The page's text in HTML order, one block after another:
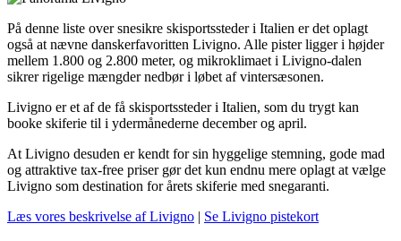
På denne liste over snesikre skisportssteder i Italien er det oplagt
også at nævne danskerfavoritten Livigno. Alle pister ligger i højder
mellem 1.800 og 2.800 meter, og mikroklimaet i Livigno-dalen
sikrer rigelige mængder nedbør i løbet af vintersæsonen.
Livigno er et af de få skisportssteder i Italien, som du trygt kan
booke skiferie til i ydermånederne december og april.
At Livigno desuden er kendt for sin hyggelige stemning, gode mad
og attraktive tax-free priser gør det kun endnu mere oplagt at vælge
Livigno som destination for årets skiferie med snegaranti.
Læs vores beskrivelse af Livigno
Se Livigno pistekort